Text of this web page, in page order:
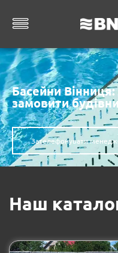
Басейни
замовити
Зателефонувати
Наш